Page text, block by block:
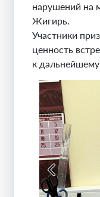
нарушений на
Жигирь.
Участники
ценность
к дальнейшему